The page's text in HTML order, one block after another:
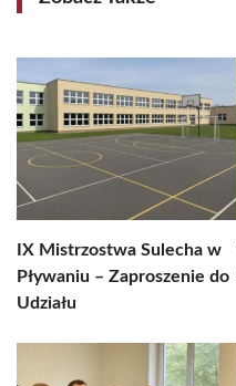
IX Mistrzostwa Sulecha w
Pływaniu – Zaproszenie do
Udziału